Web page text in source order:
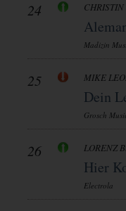
24
Madizin
25 MIKE
Dein
Grosch Music
26 LORENZ
Hier
Electrola